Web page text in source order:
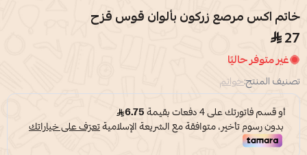
خاتم اكس مرصع زركون بألوان قوس قزح
27
غير متوفر حاليًا
تصنيف المنتج:خواتم